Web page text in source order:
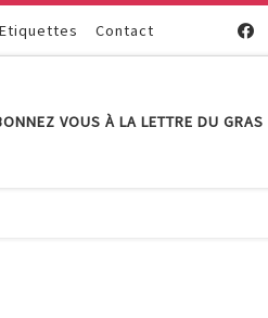
Etiquettes Contact
VOUS À LA LETTRE DU GRAS